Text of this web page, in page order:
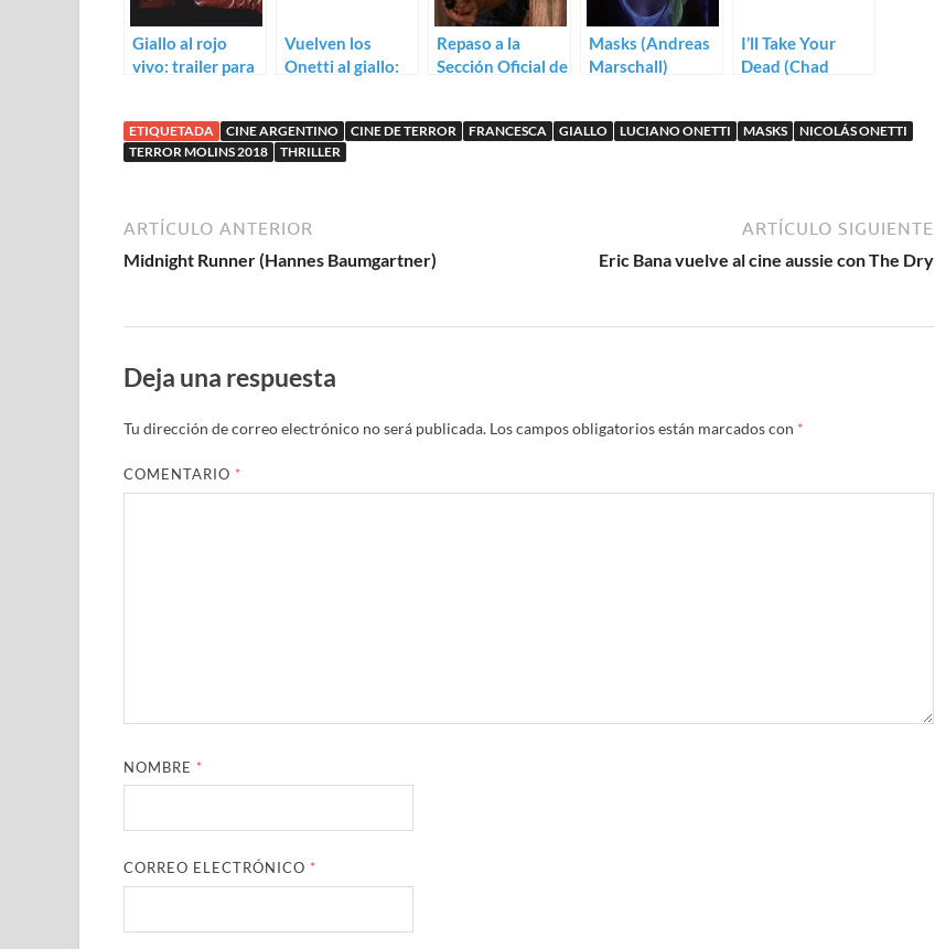
Giallo al rojo
vivo: trailer para
Vuelven los
Onetti al giallo:
Repaso a la
Sección Oficial de
Masks (Andreas
Marschall)
I’ll Take Your
Dead (Chad
ETIQUETADA CINE ARGENTINO CINE DE TERROR FRANCESCA GIALLO LUCIANO ONETTI MASKS
NICOLÁS ONETTI
TERROR MOLINS 2018
THRILLER
ARTÍCULO ANTERIOR
Midnight Runner (Hannes Baumgartner)
ARTÍCULO SIGUIENTE
Eric Bana vuelve al cine aussie con The Dry
Deja una respuesta
Tu dirección de correo electrónico no será publicada. Los campos obligatorios están marcados con *
COMENTARIO *
NOMBRE *
CORREO ELECTRÓNICO *